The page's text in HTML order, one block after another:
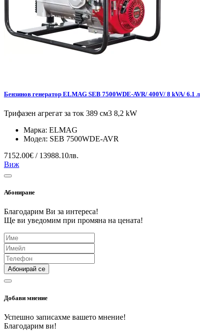
Бензинов генератор ELMAG SEB 7500WDE-AVR/ 400V/ 8 kVA/ 6.1 л
Трифазен агрегат за ток 389 см3 8,2 kW
Марка: ELMAG
Модел: SEB 7500WDE-AVR
7152.00€ / 13988.10лв.
Виж
Абониране
Благодарим Ви за интереса!
Ще ви уведомим при промяна на цената!
Абонирай се
Добави мнение
Успешно записахме вашето мнение!
Благодарим ви!